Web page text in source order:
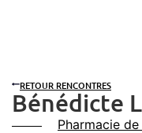
RETOUR RENCONTRES
Bénédicte
Pharmacie